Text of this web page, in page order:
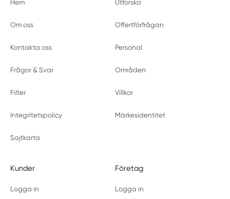
Hem Utforska
Om oss Offertförfrågan
Kontakta oss Personal
Frågor & Svar Områden
Filter Villkor
Integritetspolicy Märkesidentitet
Sajtkarta
Kunder
Logga in
Företag
Logga in